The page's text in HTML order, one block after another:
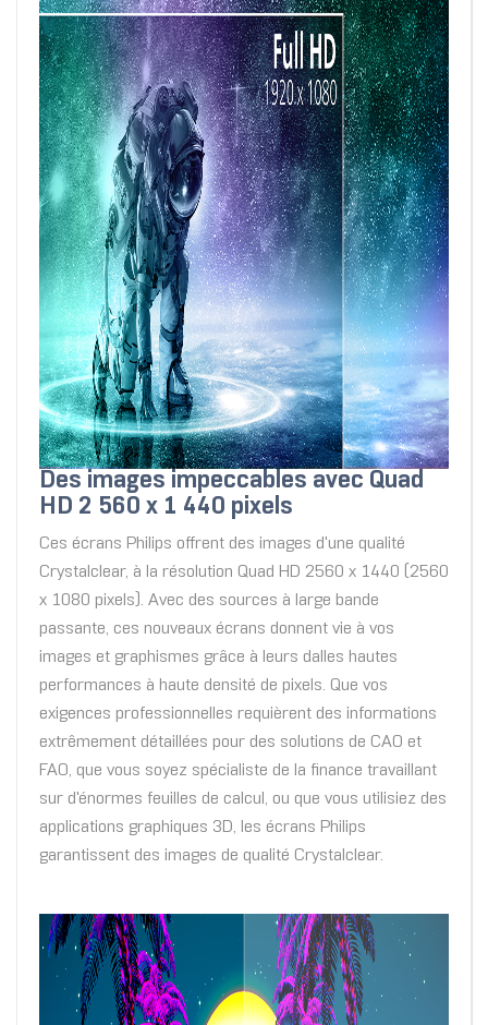
Des images impeccables avec Quad
HD 2 560 x 1 440 pixels
Ces écrans Philips offrent des images d'une qualité
Crystalclear, à la résolution Quad HD 2560 x 1440 (2560
x 1080 pixels). Avec des sources à large bande
passante, ces nouveaux écrans donnent vie à vos
images et graphismes grâce à leurs dalles hautes
performances à haute densité de pixels. Que vos
exigences professionnelles requièrent des informations
extrêmement détaillées pour des solutions de CAO et
FAO, que vous soyez spécialiste de la finance travaillant
sur d'énormes feuilles de calcul, ou que vous utilisiez des
applications graphiques 3D, les écrans Philips
garantissent des images de qualité Crystalclear.